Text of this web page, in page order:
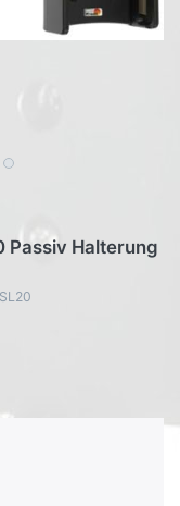
Passiv Halterung